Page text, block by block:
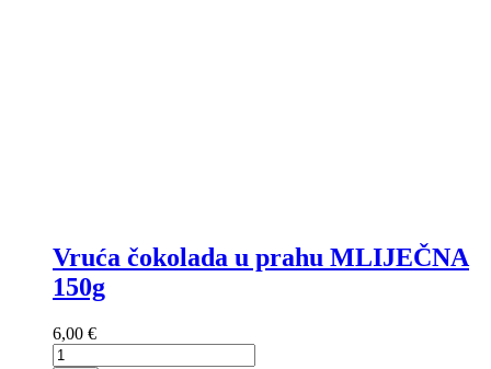
Vruća čokolada u prahu MLIJEČNA
150g
6,00 €